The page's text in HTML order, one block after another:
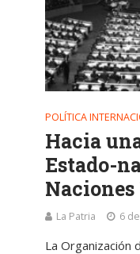
POLÍTICA
Hacia
Estado-
La Patria 6
La Organización